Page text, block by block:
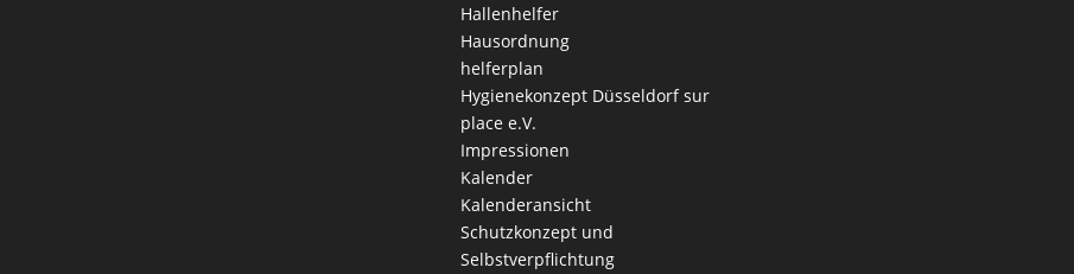
Hallenhelfer
Hausordnung
helferplan
Hygienekonzept Düsseldorf sur
place e.V.
Impressionen
Kalender
Kalenderansicht
Schutzkonzept und
Selbstverpflichtung